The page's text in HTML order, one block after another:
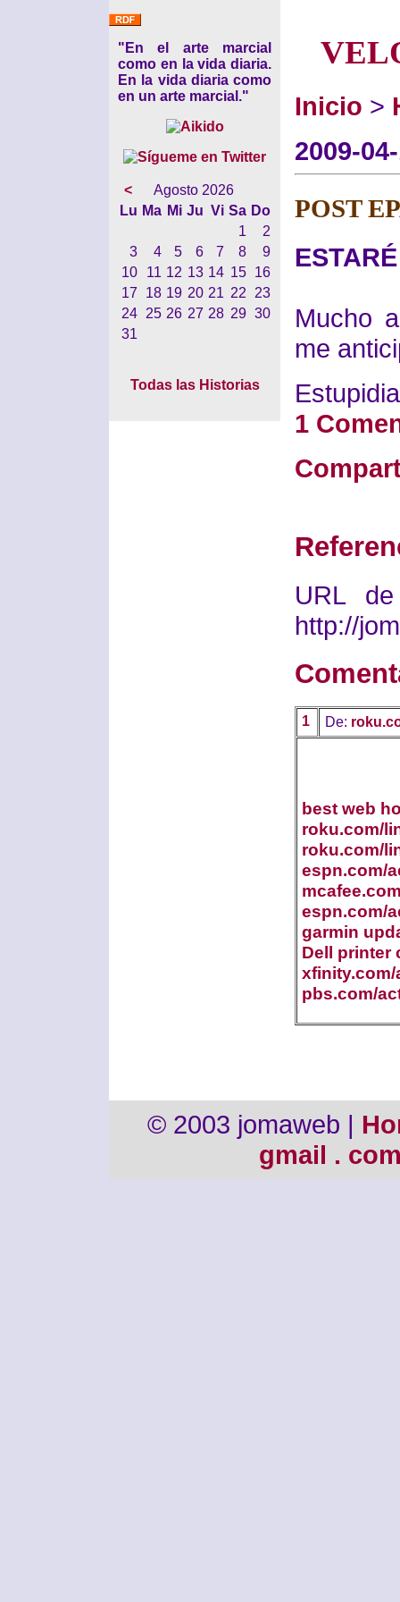
"En el arte marcial
como en la vida diaria.
En la vida diaria como
en un arte marcial."
<
Agosto 2026
Lu Ma Mi Ju Vi Sa Do
1
2
3
4 5 6 7 8
9
10
11 12 13 14 15
16
17
18 19 20 21 22
23
24
25 26 27 28 29 30
31
Todas las Historias
Inicio >
2009-
POST
Mucho
me
1
URL
http://
1 De:
best web
roku.com/
roku.com/
espn.com/
espn.com/
garmin
Dell printer
xfinity.com/
pbs.com/
© 2003 jomaweb |
gmail .